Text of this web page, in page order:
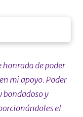
honrada de poder
mi apoyo. Poder
bondadoso y
el